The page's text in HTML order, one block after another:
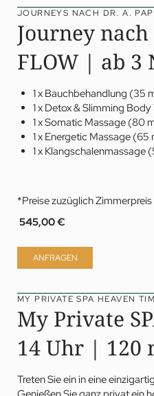
JOURNEYS NACH DR. A.
Journey
FLOW | ab 3
1 x Bauchbehandlung (35
1 x Detox & Slimming
1 x Somatic Massage (80
1 x Energetic Massage (65
1 x Klangschalenmassage
*Preise zuzüglich Zimmerpreis
545,00 €
ANFRAGEN
MY PRIVATE SPA HEAVEN
My Private
14 Uhr | 120
Treten Sie ein in eine